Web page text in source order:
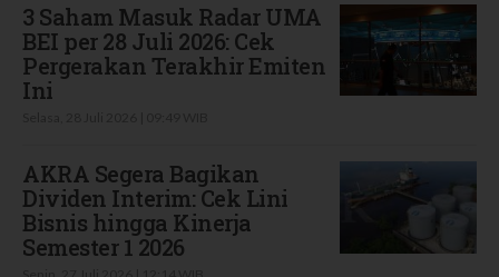
3 Saham Masuk Radar UMA
BEI per 28 Juli 2026: Cek
Pergerakan Terakhir Emiten
Ini
AKRA Segera Bagikan
Dividen Interim: Cek Lini
Bisnis hingga Kinerja
Semester 1 2026